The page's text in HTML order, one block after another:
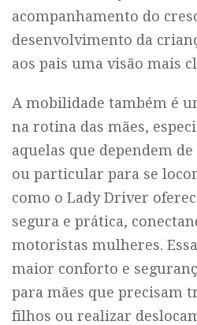
acompanhamento do
desenvolvimento da
aos pais uma visão mais
A mobilidade também é
na rotina das mães,
aquelas que dependem
ou particular para se
como o Lady Driver
segura e prática,
motoristas mulheres.
maior conforto e
para mães que precisam
filhos ou realizar